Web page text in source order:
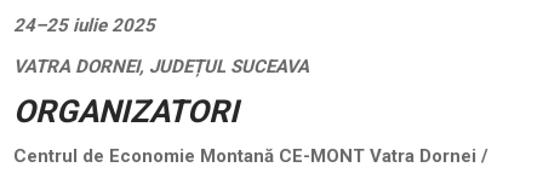
24–25 iulie 2025
VATRA DORNEI, JUDEȚUL SUCEAVA
ORGANIZATORI
Centrul de Economie Montană CE-MONT Vatra Dornei /